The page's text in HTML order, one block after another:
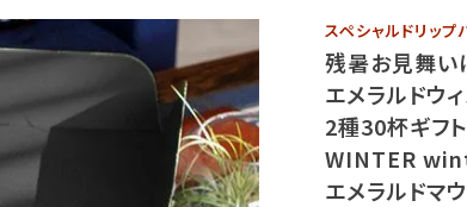
スペシャルドリッ
残暑お見舞い
エメラルドウ
2種30杯ギフ
WINTER
エメラルドマ